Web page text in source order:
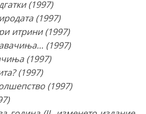
(1997)
(1997)
итрини (1997)
(1997)
(1997)
(1997)
(1997)